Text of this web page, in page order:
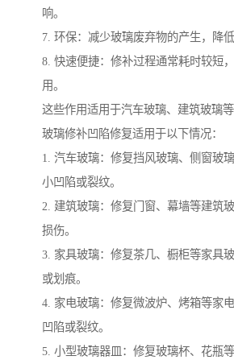
响。
7. 环保：减少玻璃废弃物的产生，降低
8. 快速便捷：修补过程通常耗时较短
用。
这些作用适用于汽车玻璃、建筑玻璃等
玻璃修补凹陷修复适用于以下情况：
1. 汽车玻璃：修复挡风玻璃、侧窗玻
小凹陷或裂纹。
2. 建筑玻璃：修复门窗、幕墙等建筑
损伤。
3. 家具玻璃：修复茶几、橱柜等家具
或划痕。
4. 家电玻璃：修复微波炉、烤箱等家
凹陷或裂纹。
5. 小型玻璃器皿：修复玻璃杯、花瓶